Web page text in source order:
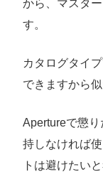
から、マスタ
す。
カタログタイ
できますから
Apertureで懲
持しなければ
トは避けたい